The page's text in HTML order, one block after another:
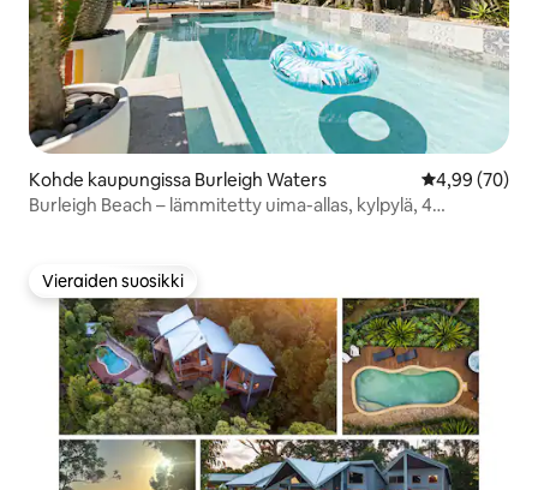
Kohde kaupungissa Burleigh Waters
4,99 (70)
Burleigh Beach – lämmitetty uima-allas, kylpylä, 4
Vieraiden suosikki
Vieraiden suosikki